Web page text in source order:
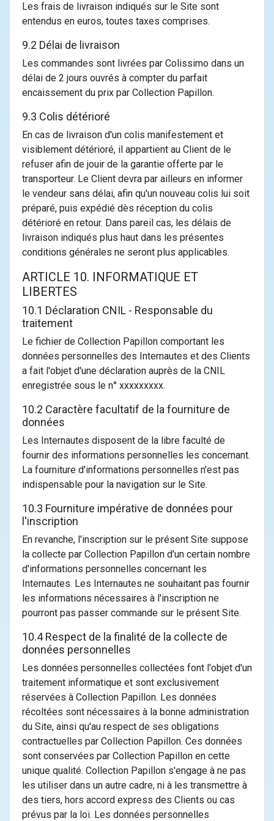
Les frais de livraison indiqués sur le Site sont
entendus en euros, toutes taxes comprises.
9.2 Délai de livraison
Les commandes sont livrées par Colissimo dans un
délai de 2 jours ouvrés à compter du parfait
encaissement du prix par Collection Papillon.
9.3 Colis détérioré
En cas de livraison d'un colis manifestement et
visiblement détérioré, il appartient au Client de le
refuser afin de jouir de la garantie offerte par le
transporteur. Le Client devra par ailleurs en informer
le vendeur sans délai, afin qu'un nouveau colis lui soit
préparé, puis expédié dès réception du colis
détérioré en retour. Dans pareil cas, les délais de
livraison indiqués plus haut dans les présentes
conditions générales ne seront plus applicables.
ARTICLE 10. INFORMATIQUE ET
LIBERTES
10.1 Déclaration CNIL - Responsable du
traitement
Le fichier de Collection Papillon comportant les
données personnelles des Internautes et des Clients
a fait l'objet d'une déclaration auprès de la CNIL
enregistrée sous le n° xxxxxxxxx.
10.2 Caractère facultatif de la fourniture de
données
Les Internautes disposent de la libre faculté de
fournir des informations personnelles les concernant.
La fourniture d'informations personnelles n'est pas
indispensable pour la navigation sur le Site.
10.3 Fourniture impérative de données pour
l'inscription
En revanche, l'inscription sur le présent Site suppose
la collecte par Collection Papillon d'un certain nombre
d'informations personnelles concernant les
Internautes. Les Internautes ne souhaitant pas fournir
les informations nécessaires à l'inscription ne
pourront pas passer commande sur le présent Site.
10.4 Respect de la finalité de la collecte de
données personnelles
Les données personnelles collectées font l'objet d'un
traitement informatique et sont exclusivement
réservées à Collection Papillon. Les données
récoltées sont nécessaires à la bonne administration
du Site, ainsi qu'au respect de ses obligations
contractuelles par Collection Papillon. Ces données
sont conservées par Collection Papillon en cette
unique qualité. Collection Papillon s'engage à ne pas
les utiliser dans un autre cadre, ni à les transmettre à
des tiers, hors accord express des Clients ou cas
prévus par la loi. Les données personnelles